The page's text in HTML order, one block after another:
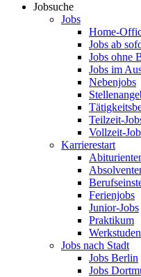
Jobsuche
Jobs
Home-
Jobs ab
Jobs ohne
Jobs im
Nebenjobs
Teilzeit-
Vollzeit-
Karrierestart
Ferienjobs
Junior-Jobs
Praktikum
Jobs nach Stadt
Jobs Berlin
Jobs